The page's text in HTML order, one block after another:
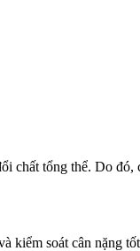
chất tổng thể. Do đó,
kiểm soát cân nặng